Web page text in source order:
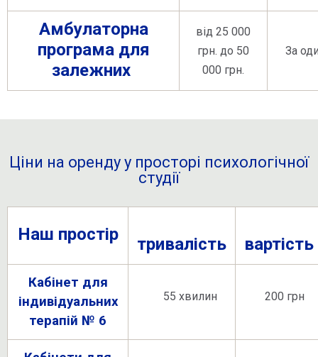
Амбулаторна
програма для
залежних
від 25 000
грн. до 50
000 грн.
За
Ціни на оренду у просторі психологічної
студії
Наш простір тривалість вартість
Кабінет для
індивідуальних
терапій № 6
55 хвилин 200 грн